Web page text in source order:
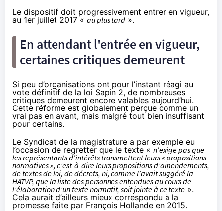
Le dispositif doit progressivement entrer en vigueur,
au 1er juillet 2017 « au plus tard ».
En attendant l'entrée en vigueur,
certaines critiques demeurent
Si peu d’organisations ont pour l’instant réagi au
vote définitif de la loi Sapin 2, de nombreuses
critiques demeurent encore valables aujourd’hui.
Cette réforme est globalement perçue comme un
vrai pas en avant, mais malgré tout bien insuffisant
pour certains.
Le Syndicat de la magistrature a par exemple eu
l’occasion de regretter que le texte « n'exige pas que
les représentants d’intérêts transmettent leurs « propositions
normatives », c’est-à-dire leurs propositions d’amendements,
de textes de loi, de décrets, ni, comme l’avait suggéré la
HATVP, que la liste des personnes entendues au cours de
l’élaboration d’un texte normatif, soit jointe à ce texte ».
Cela aurait d’ailleurs mieux correspondu à la
promesse faite par François Hollande en 2015.